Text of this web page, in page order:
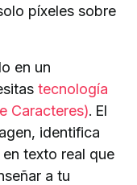
píxeles sobre
en un
tecnología
Caracteres). El
identifica
texto real que
a tu